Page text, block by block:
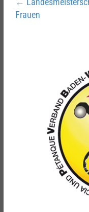
Frauen